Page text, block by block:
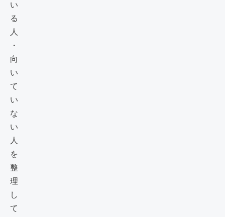
い
る
人
・
向
い
て
い
な
い
人
を
整
理
し
て